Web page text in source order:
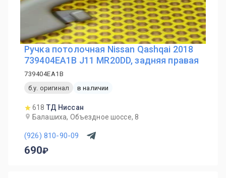
Ручка потолочная Nissan Qashqai 2018
739404EA1B J11 MR20DD, задняя правая
739404EA1B
б.у. оригинал
в наличии
618 ТД Ниссан
Балашиха, Объездное шоссе, 8
(926) 810-90-09
690